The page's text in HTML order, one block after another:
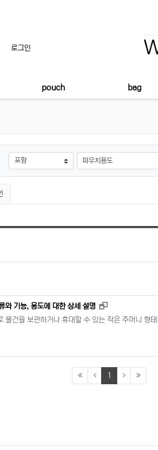
로그인
pouch bag
태그
으로 보기
로 보기
기능, 용도에 대한 상세 설명
새창으로 보기
건을 보관하거나 휴대할 수 있는 작은 주머니 형
1 (current)